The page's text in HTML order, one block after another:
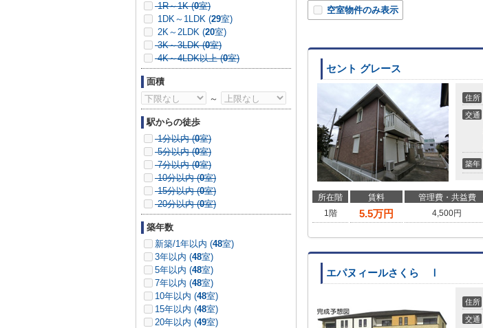
空室物件のみ表示
セント グレース
住所
交通
築年
所在階 賃料 管理費・共益費
1階
5.5万円 4,500円
エパヌィールさくら Ⅰ
住所
交通
1R～1K (0室)
1DK～1LDK (29室)
2K～2LDK (20室)
3K～3LDK (0室)
4K～4LDK以上 (0室)
面積
～
駅からの徒歩
1分以内 (0室)
5分以内 (0室)
7分以内 (0室)
10分以内 (0室)
15分以内 (0室)
20分以内 (0室)
築年数
新築/1年以内 (48室)
3年以内 (48室)
5年以内 (48室)
7年以内 (48室)
10年以内 (48室)
15年以内 (48室)
20年以内 (49室)